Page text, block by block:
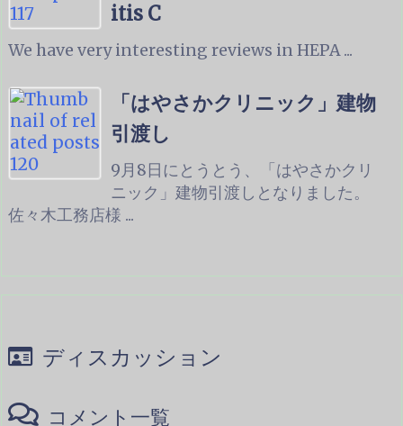
itis C
We have very interesting reviews in HEPA ...
「はやさかクリニック」建物
引渡し
9月8日にとうとう、「はやさかクリ
ニック」建物引渡しとなりました。
佐々木工務店様 ...
ディスカッション
コメント一覧